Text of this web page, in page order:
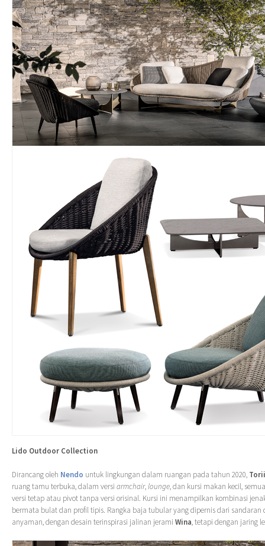
Lido Outdoor Collection
Dirancang oleh Nendo untuk lingkungan dalam ruangan pada tahun 2020,
ruang tamu terbuka, dalam versi armchair,lounge, dan kursi makan kecil,
versi tetap atau pivot tanpa versi orisinal. Kursi ini menampilkan kombinasi
bermata bulat dan profil tipis. Rangka baja tubular yang dipernis dari
anyaman, dengan desain terinspirasi jalinan jerami Wina, tetapi dengan jaring